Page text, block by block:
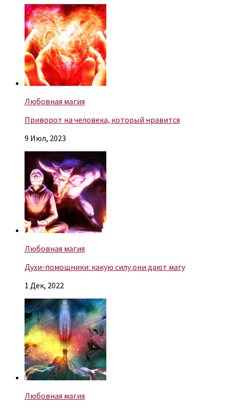
Любовная магия
Приворот на человека, который нравится
9 Июл, 2023
Любовная магия
Духи-помощники: какую силу они дают магу
1 Дек, 2022
Любовная магия